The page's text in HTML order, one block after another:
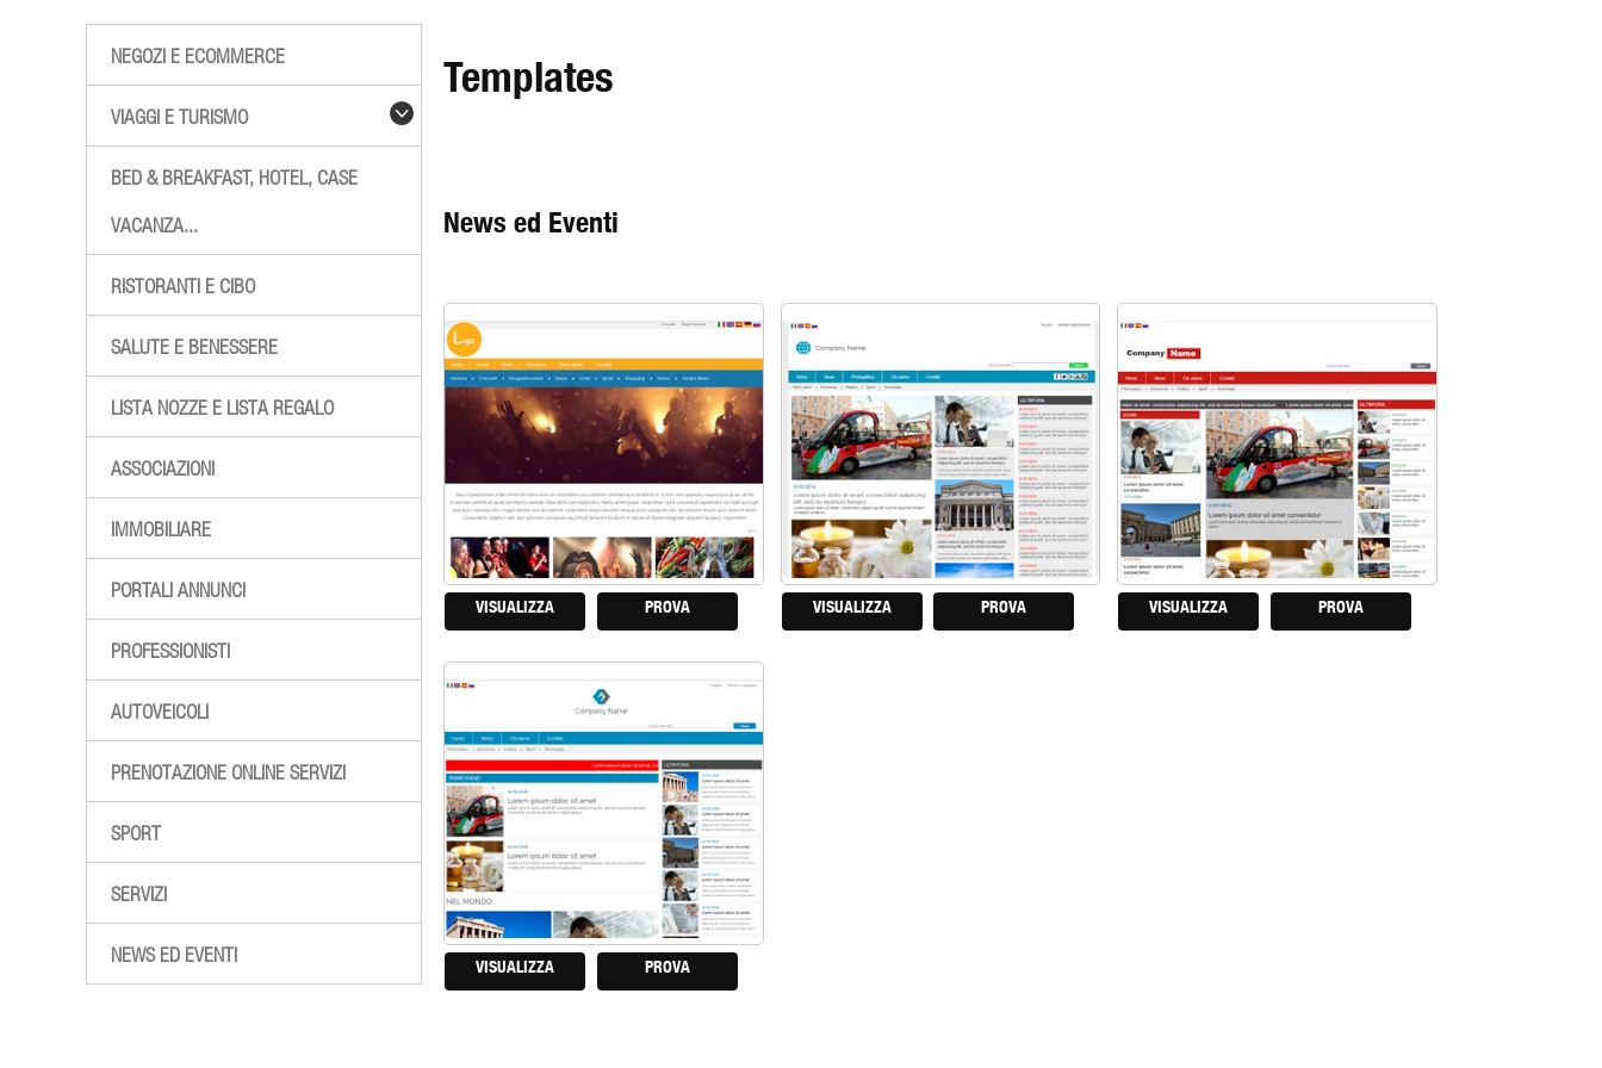
NEGOZI E ECOMMERCE
VIAGGI E TURISMO
BED & BREAKFAST, HOTEL, CASE
VACANZA...
RISTORANTI E CIBO
SALUTE E BENESSERE
LISTA NOZZE E LISTA REGALO
ASSOCIAZIONI
IMMOBILIARE
PORTALI ANNUNCI
PROFESSIONISTI
AUTOVEICOLI
PRENOTAZIONE ONLINE SERVIZI
SPORT
SERVIZI
NEWS ED EVENTI
Templates
News ed Eventi
VISUALIZZA PROVA VISUALIZZA PROVA VISUALIZZA PROVA
VISUALIZZA PROVA